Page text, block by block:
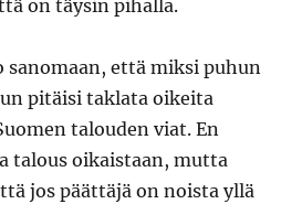
on täysin pihalla.
sanomaan, että miksi puhun
pitäisi taklata oikeita
talouden viat. En
talous oikaistaan, mutta
jos päättäjä on noista yllä